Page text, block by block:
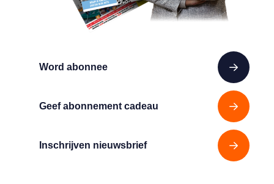
Word abonnee
Geef abonnement cadeau
Inschrijven nieuwsbrief